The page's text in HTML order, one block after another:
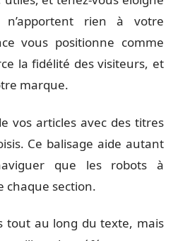
rien à votre
vous positionne comme
la fidélité des visiteurs, et
marque.
vos articles avec des titres
Ce balisage aide autant
que les robots à
chaque section.
tout au long du texte, mais